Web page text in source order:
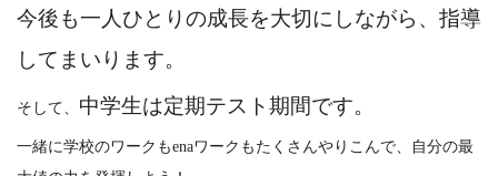
今後も一人ひとりの成長を大切にしながら、指導
してまいります。
そして、 中学生は定期テスト期間です。
一緒に学校のワークもenaワークもたくさんやりこんで、自分の最